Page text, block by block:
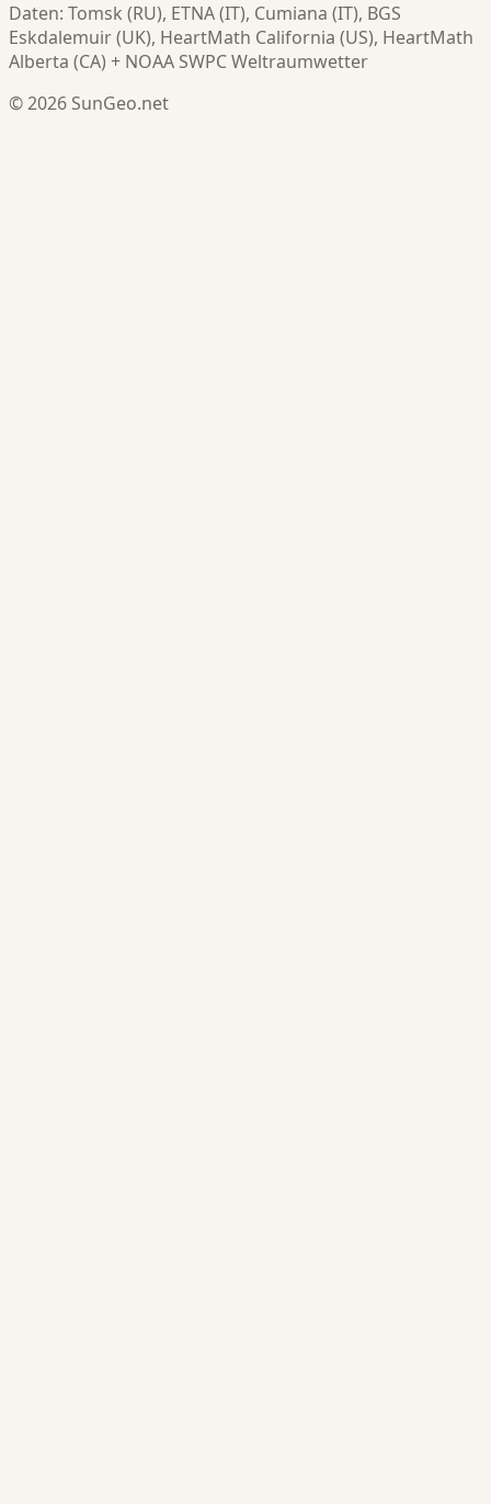
Daten: Tomsk (RU), ETNA (IT), Cumiana (IT), BGS
Eskdalemuir (UK), HeartMath California (US), HeartMath
Alberta (CA) + NOAA SWPC Weltraumwetter
© 2026 SunGeo.net